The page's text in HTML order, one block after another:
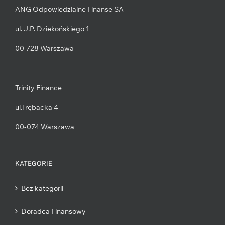
ANG Odpowiedzialne Finanse SA
ul. J.P. Dziekońskiego 1
00-728 Warszawa
Trinity Finance
ul.Trębacka 4
00-074 Warszawa
KATEGORIE
Bez kategorii
Doradca Finansowy